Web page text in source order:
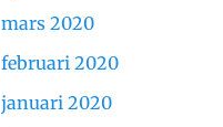
mars 2020
februari 2020
januari 2020